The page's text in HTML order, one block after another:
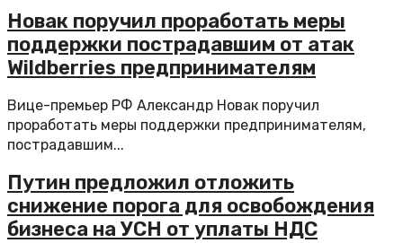
Новак поручил проработать меры
поддержки пострадавшим от атак
Wildberries предпринимателям
Вице-премьер РФ Александр Новак поручил
проработать меры поддержки предпринимателям,
пострадавшим...
Путин предложил отложить
снижение порога для освобождения
бизнеса на УСН от уплаты НДС